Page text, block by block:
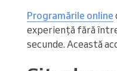
Programările online
experiență fără
secunde. Această